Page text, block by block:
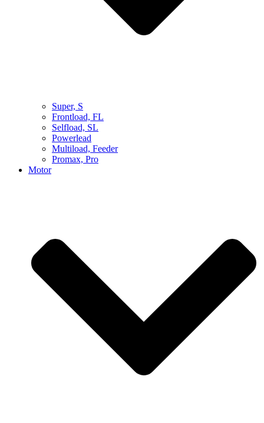
Super, S
Frontload, FL
Selfload, SL
Powerlead
Multiload, Feeder
Promax, Pro
Motor